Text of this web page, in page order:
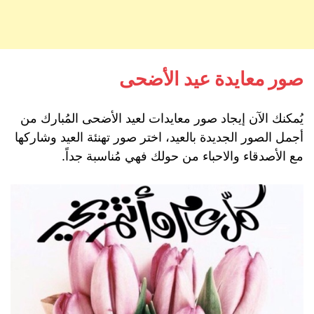
صور معايدة عيد الأضحى
يُمكنك الآن إيجاد صور معايدات لعيد الأضحى المُبارك من
أجمل الصور الجديدة بالعيد، اختر صور تهنئة العيد وشاركها
مع الأصدقاء والاحباء من حولك فهي مُناسبة جداً.